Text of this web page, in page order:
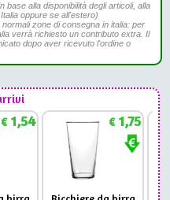
base alla disponibilità degli articoli, alla
oppure se all'estero)
zone di consegna in italia: per
verrà richiesto un contributo extra. Il
dopo aver ricevuto l'ordine o
€1,54 €1,75